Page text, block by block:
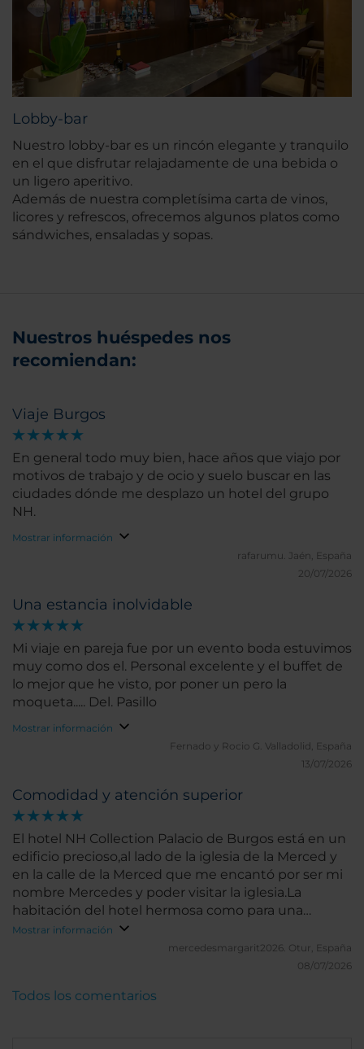
Lobby-bar
Nuestro lobby-bar es un rincón elegante y tranquilo
en el que disfrutar relajadamente de una bebida o
un ligero aperitivo.
Además de nuestra completísima carta de vinos,
licores y refrescos, ofrecemos algunos platos como
sándwiches, ensaladas y sopas.
Nuestros huéspedes nos
recomiendan:
Viaje Burgos
En general todo muy bien, hace años que viajo por
motivos de trabajo y de ocio y suelo buscar en las
ciudades dónde me desplazo un hotel del grupo
NH.
Mostrar información
rafarumu.
Jaén, España
20/07/2026
Una estancia inolvidable
Mi viaje en pareja fue por un evento boda estuvimos
muy como dos el. Personal excelente y el buffet de
lo mejor que he visto, por poner un pero la
moqueta..... Del. Pasillo
Mostrar información
Fernado y Rocio G. Valladolid, España
13/07/2026
Comodidad y atención superior
El hotel NH Collection Palacio de Burgos está en un
edificio precioso,al lado de la iglesia de la Merced y
en la calle de la Merced que me encantó por ser mi
nombre Mercedes y poder visitar la iglesia.La
habitación del hotel hermosa como para una
princesa El personal todos una maravilla en
atención, amabilidad y trato cercano, el desayuno
en un lugar espectacular y un desayuno súper
Mostrar información
mercedesmargarit2026. Otur, España
08/07/2026
Todos los comentarios